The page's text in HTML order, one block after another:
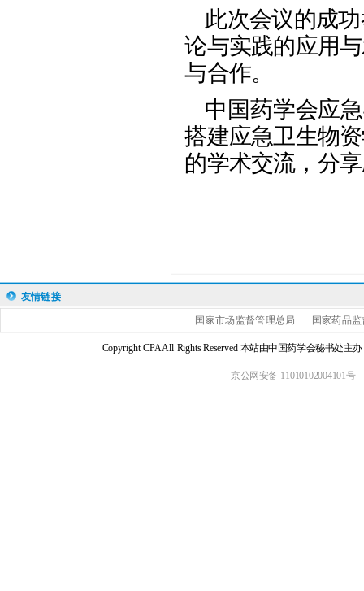
此次会议的成
论与实践的应用
与合作。
中国药学会应
搭建应急卫生物
的学术交流，分
友情链接
国家市场监督管理总局 国家药品
Copyright CPA All Rights Reserved 本站由中国药学会秘书处主
京公网安备 11010102004101号